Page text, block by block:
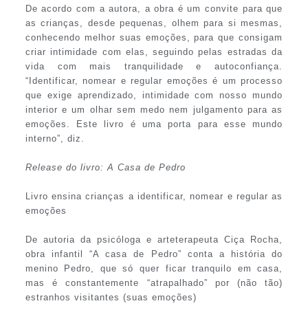
De acordo com a autora, a obra é um convite para que
as crianças, desde pequenas, olhem para si mesmas,
conhecendo melhor suas emoções, para que consigam
criar intimidade com elas, seguindo pelas estradas da
vida com mais tranquilidade e autoconfiança.
“Identificar, nomear e regular emoções é um processo
que exige aprendizado, intimidade com nosso mundo
interior e um olhar sem medo nem julgamento para as
emoções. Este livro é uma porta para esse mundo
interno”, diz.
Release do livro: A Casa de Pedro
Livro ensina crianças a identificar, nomear e regular as
emoções
De autoria da psicóloga e arteterapeuta Ciça Rocha,
obra infantil “A casa de Pedro” conta a história do
menino Pedro, que só quer ficar tranquilo em casa,
mas é constantemente “atrapalhado” por (não tão)
estranhos visitantes (suas emoções)